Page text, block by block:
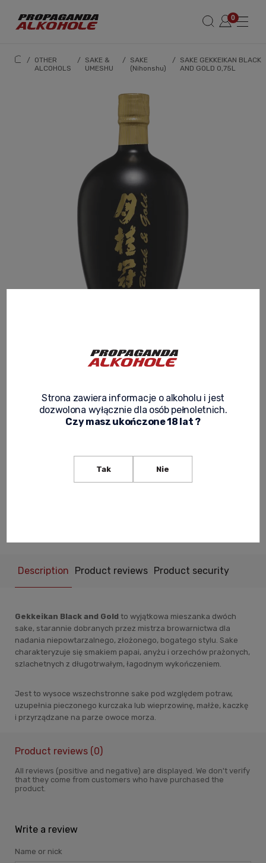
/ OTHER
ALCOHOLS
/ SAKE &
UMESHU
/ SAKE
(Nihonshu)
/ SAKE GEKKEIKAN BLACK
AND GOLD 0,75L
SAKE GEKKEIKAN BLACK AND GOLD 0,75L
125,00 zł
withdrawn from the offer
Description Product reviews Product security
Gekkeikan Black and Gold to wyjątkowa mieszanka dwóch
sake, starannie dobranych przez mistrza browarnictwa dla
nadania niepowtarzalnego, złożonego, bogatego stylu. Sake
charakteryzuje się smakiem papai, anyżu i orzechów prażonych,
szlachetnych z długotrwałym, łagodnym wykończeniem.
Jest to wysoce wszechstronne sake pod względem potraw,
uzupełnia pieczonego kurczaka lub wieprzowinę, małże, kaczkę
i przyrządzane na parze owoce morza.
Product reviews (0)
All reviews (positive and negative) are displayed. We don't verify
that they come from customers who have purchased the
product.
Write a review
Name or nick
Strona zawiera informacje o alkoholu i jest
dozwolona wyłącznie dla osób pełnoletnich.
Czy masz ukończone 18 lat ?
Tak Nie